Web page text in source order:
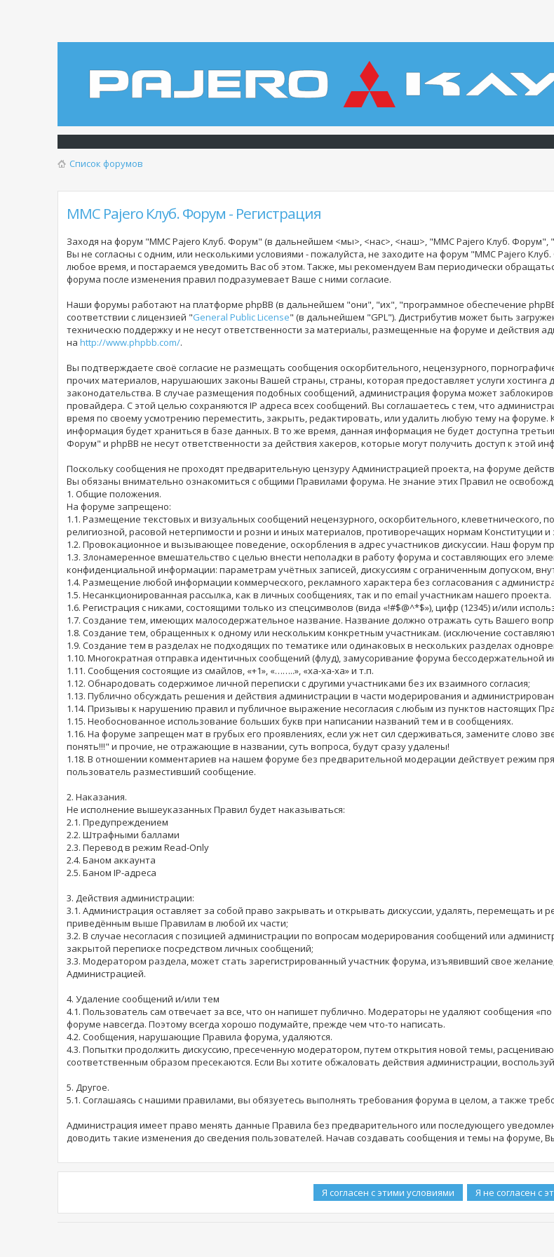
Список форумов
MMC Pajero Клуб. Форум - Регистрация
Заходя на форум "MMC Pajero Клуб. Форум" (в дальнейшем <мы>, <нас>, <наш>, "MMC Pajero Клуб.
Вы не согласны с одним, или несколькими условиями - пожалуйста, не заходите на форум "MMC Pajero
любое время, и постараемся уведомить Вас об этом. Также, мы рекомендуем Вам периодически
форума после изменения правил подразумевает Ваше с ними согласие.
Наши форумы работают на платформе phpBB (в дальнейшем "они", "их", "программное обеспечение
соответствии с лицензией "General Public License" (в дальнейшем "GPL"). Дистрибутив может быть
техническю поддержку и не несут ответственности за материалы, размещенные на форуме и действия
на http://www.phpbb.com/.
Вы подтверждаете своё согласие не размещать сообщения оскорбительного, нецензурного,
прочих материалов, нарушаюших законы Вашей страны, страны, которая предоставляет услуги
законодательства. В случае размещения подобных сообщений, администрация форума может
провайдера. С этой целью сохраняются IP адреса всех сообщений. Вы соглашаетесь с тем, что
время по своему усмотрению переместить, закрыть, редактировать, или удалить любую тему на форуме.
информация будет храниться в базе данных. В то же время, данная информация не будет доступна
Форум" и phpBB не несут ответственности за действия хакеров, которые могут получить доступ к этой
Поскольку сообщения не проходят предварительную цензуру Администрацией проекта, на форуме
Вы обязаны внимательно ознакомиться с общими Правилами форума. Не знание этих Правил не
1. Общие положения.
На форуме запрещено:
1.1. Размещение текстовых и визуальных сообщений нецензурного, оскорбительного, клеветнического,
религиозной, расовой нетерпимости и розни и иных материалов, противоречащих нормам Конституции и
1.2. Провокационное и вызывающее поведение, оскорбления в адрес участников дискуссии. Наш форум
1.3. Злонамеренное вмешательство с целью внести неполадки в работу форума и составляющих его
конфиденциальной информации: параметрам учётных записей, дискуссиям с ограниченным допуском,
1.4. Размещение любой информации коммерческого, рекламного характера без согласования с
1.5. Несанкционированная рассылка, как в личных сообщениях, так и по email участникам нашего проекта.
1.6. Регистрация с никами, состоящими только из спецсимволов (вида «!#$@^*$»), цифр (12345) и/или
1.7. Создание тем, имеющих малосодержательное название. Название должно отражать суть Вашего
1.8. Создание тем, обращенных к одному или нескольким конкретным участникам. (исключение
1.9. Создание тем в разделах не подходящих по тематике или одинаковых в нескольких разделах
1.10. Многократная отправка идентичных сообщений (флуд), замусоривание форума бессодержательной
1.11. Сообщения состоящие из смайлов, «+1», «……..», «ха-ха-ха» и т.п.
1.12. Обнародовать содержимое личной переписки с другими участниками без их взаимного согласия;
1.13. Публично обсуждать решения и действия администрации в части модерирования и
1.14. Призывы к нарушению правил и публичное выражение несогласия с любым из пунктов настоящих
1.15. Необоснованное использование больших букв при написании названий тем и в сообщениях.
1.16. На форуме запрещен мат в грубых его проявлениях, если уж нет сил сдерживаться, замените слово
понять!!!" и прочие, не отражающие в названии, суть вопроса, будут сразу удалены!
1.18. В отношении комментариев на нашем форуме без предварительной модерации действует режим
пользователь разместивший сообщение.
2. Наказания.
Не исполнение вышеуказанных Правил будет наказываться:
2.1. Предупреждением
2.2. Штрафными баллами
2.3. Перевод в режим Read-Only
2.4. Баном аккаунта
2.5. Баном IP-адреса
3. Действия администрации:
3.1. Администрация оставляет за собой право закрывать и открывать дискуссии, удалять, перемещать
приведённым выше Правилам в любой их части;
3.2. В случае несогласия с позицией администрации по вопросам модерирования сообщений или
закрытой переписке посредством личных сообщений;
3.3. Модератором раздела, может стать зарегистрированный участник форума, изъявивший свое
Администрацией.
4. Удаление сообщений и/или тем
4.1. Пользователь сам отвечает за все, что он напишет публично. Модераторы не удаляют сообщения
форуме навсегда. Поэтому всегда хорошо подумайте, прежде чем что-то написать.
4.2. Сообщения, нарушающие Правила форума, удаляются.
4.3. Попытки продолжить дискуссию, пресеченную модератором, путем открытия новой темы,
соответственным образом пресекаются. Если Вы хотите обжаловать действия администрации,
5. Другое.
5.1. Соглашаясь с нашими правилами, вы обязуетесь выполнять требования форума в целом, а также
Администрация имеет право менять данные Правила без предварительного или последующего
доводить такие изменения до сведения пользователей. Начав создавать сообщения и темы на форуме,